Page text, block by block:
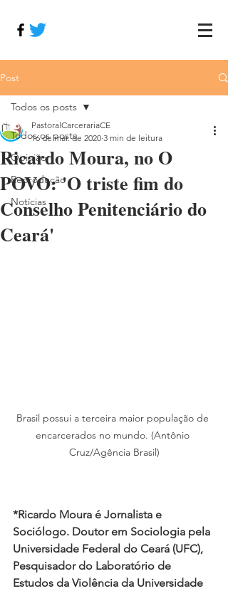
Post
Todos os posts
Opinião
Reprodução
Notícias
Todos os posts
Ricardo Moura, no O
POVO: 'O triste fim do
Conselho Penitenciário do
Ceará'
PastoralCarcerariaCE
16 de mar. de 2020 3 min de leitura
Brasil possui a terceira maior população de
encarcerados no mundo. (Antônio
Cruz/Agência Brasil)
*Ricardo Moura é Jornalista e
Sociólogo. Doutor em Sociologia pela
Universidade Federal do Ceará (UFC),
Pesquisador do Laboratório de
Estudos da Violência da Universidade